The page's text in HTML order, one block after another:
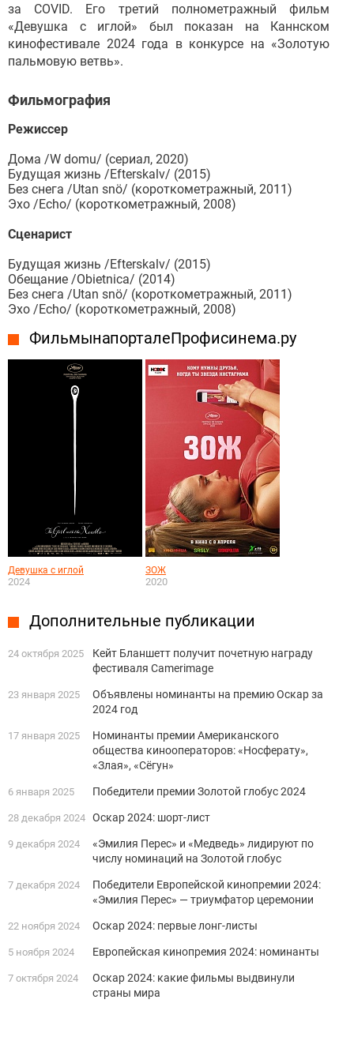
за COVID. Его третий полнометражный фильм
«Девушка с иглой» был показан на Каннском
кинофестивале 2024 года в конкурсе на «Золотую
пальмовую ветвь».
Фильмография
Режиссер
Дома /W domu/ (сериал, 2020)
Будущая жизнь /Efterskalv/ (2015)
Без снега /Utan snö/ (короткометражный, 2011)
Эхо /Echo/ (короткометражный, 2008)
Сценарист
Будущая жизнь /Efterskalv/ (2015)
Обещание /Obietnica/ (2014)
Без снега /Utan snö/ (короткометражный, 2011)
Эхо /Echo/ (короткометражный, 2008)
Фильмы на портале Профисинема.ру
Девушка с иглой
2024
ЗОЖ
2020
Дополнительные публикации
24 октября 2025
Кейт Бланшетт получит почетную награду
фестиваля Camerimage
23 января 2025
Объявлены номинанты на премию Оскар за
2024 год
17 января 2025
Номинанты премии Американского
общества кинооператоров: «Носферату»,
«Злая», «Сёгун»
6 января 2025 Победители премии Золотой глобус 2024
28 декабря 2024 Оскар 2024: шорт-лист
9 декабря 2024
«Эмилия Перес» и «Медведь» лидируют по
числу номинаций на Золотой глобус
7 декабря 2024
Победители Европейской кинопремии 2024:
«Эмилия Перес» — триумфатор церемонии
22 ноября 2024 Оскар 2024: первые лонг-листы
5 ноября 2024 Европейская кинопремия 2024: номинанты
7 октября 2024
Оскар 2024: какие фильмы выдвинули
страны мира